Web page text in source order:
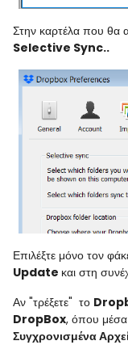
Στην καρτέλα που θα
Selective Sync..
Επιλέξτε μόνο τον
Update και στη
Αν "τρέξετε" το
DropBox, όπου μέσα
Συγχρονισμένα